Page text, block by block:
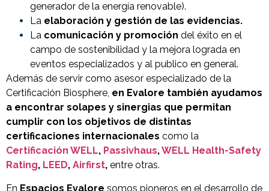
generador de la energía renovable).
La elaboración y gestión de las evidencias.
La comunicación y promoción del éxito en el
campo de sostenibilidad y la mejora lograda en
eventos especializados y al publico en general.
Además de servir como asesor especializado de la
Certificación Biosphere, en Evalore también ayudamos
a encontrar solapes y sinergias que permitan
cumplir con los objetivos de distintas
certificaciones internacionales como la
Certificación WELL, Passivhaus,WELL Health-Safety
Rating, LEED, Airfirst, entre otras.
En Espacios Evalore somos pioneros en el desarrollo de